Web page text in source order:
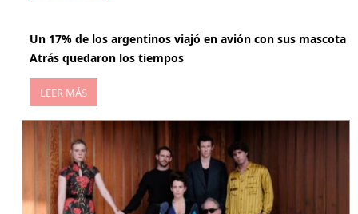
Un 17% de los argentinos viajó en avión con sus mascota
Atrás quedaron los tiempos
LEER MÁS